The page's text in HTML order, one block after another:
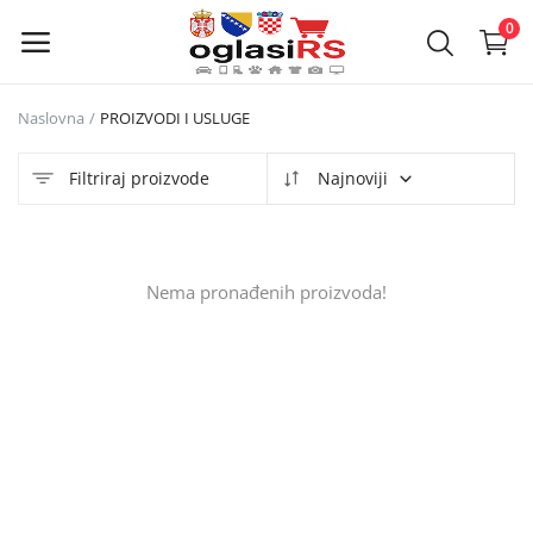
0
oglas
Naslovna PROIZVODI I USLUGE
Filtriraj proizvode Najnoviji
Nema pronađenih proizvoda!